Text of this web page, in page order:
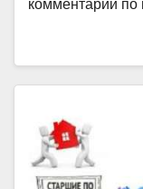
комментарии